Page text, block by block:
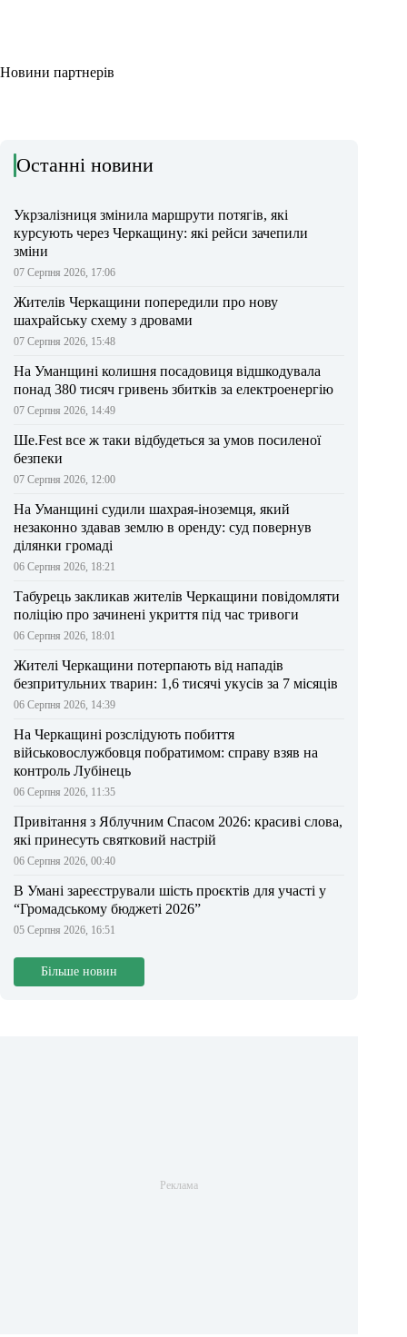
Новини партнерів
Останні новини
Укрзалізниця змінила маршрути потягів, які
курсують через Черкащину: які рейси зачепили
зміни
07 Серпня 2026, 17:06
Жителів Черкащини попередили про нову
шахрайську схему з дровами
07 Серпня 2026, 15:48
На Уманщині колишня посадовиця відшкодувала
понад 380 тисяч гривень збитків за електроенергію
07 Серпня 2026, 14:49
Ше.Fest все ж таки відбудеться за умов посиленої
безпеки
07 Серпня 2026, 12:00
На Уманщині судили шахрая-іноземця, який
незаконно здавав землю в оренду: суд повернув
ділянки громаді
06 Серпня 2026, 18:21
Табурець закликав жителів Черкащини повідомляти
поліцію про зачинені укриття під час тривоги
06 Серпня 2026, 18:01
Жителі Черкащини потерпають від нападів
безпритульних тварин: 1,6 тисячі укусів за 7 місяців
06 Серпня 2026, 14:39
На Черкащині розслідують побиття
військовослужбовця побратимом: справу взяв на
контроль Лубінець
06 Серпня 2026, 11:35
Привітання з Яблучним Спасом 2026: красиві слова,
які принесуть святковий настрій
06 Серпня 2026, 00:40
В Умані зареєстрували шість проєктів для участі у
“Громадському бюджеті 2026”
05 Серпня 2026, 16:51
Більше новин